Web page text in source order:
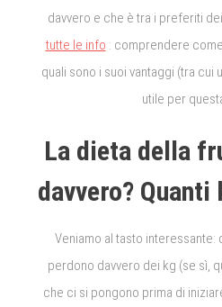
davvero e che è tra i preferiti
tutte le info : comprendere
quali sono i suoi vantaggi (tra cui
utile per
La dieta della
davvero? Quanti
Veniamo al tasto interessante:
perdono davvero dei kg (se sì,
che ci si pongono prima di